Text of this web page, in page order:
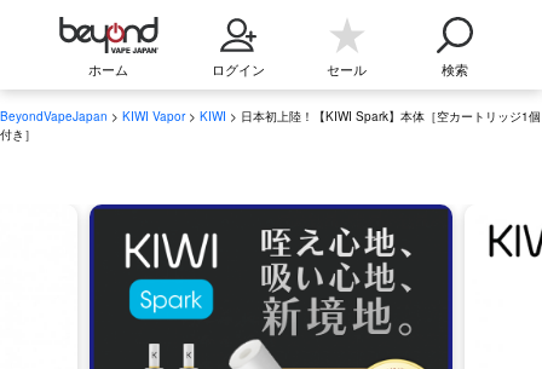
ホーム ログイン セール 検索
BeyondVapeJapan > KIWI Vapor> KIWI > 日本初上陸！【KIWI Spark】本体［空カートリッジ1個
付き］